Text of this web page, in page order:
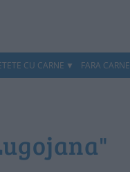
CU CARNE FARA CARNE